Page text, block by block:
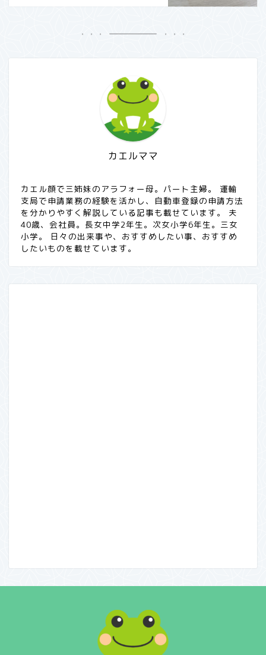
カエルママ
カエル顔で三姉妹のアラフォー母。パート主婦。 運輸
支局で申請業務の経験を活かし、自動車登録の申請方法
を分かりやすく解説している記事も載せています。 夫
40歳、会社員。長女中学2年生。次女小学6年生。三女
小学。 日々の出来事や、おすすめしたい事、おすすめ
したいものを載せています。